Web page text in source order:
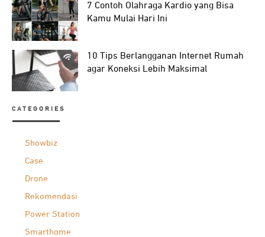
7 Contoh Olahraga Kardio yang Bisa
Kamu Mulai Hari Ini
10 Tips Berlangganan Internet Rumah
agar Koneksi Lebih Maksimal
CATEGORIES
Showbiz
Case
Drone
Rekomendasi
Power Station
Smarthome